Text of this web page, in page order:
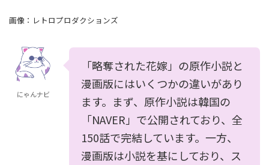
画像：レトロプロダクションズ
にゃんナビ
「略奪された花嫁」の原作小説と
漫画版にはいくつかの違いがあり
ます。まず、原作小説は韓国の
「NAVER」で公開されており、全
150話で完結しています。一方、
漫画版は小説を基にしており、ス